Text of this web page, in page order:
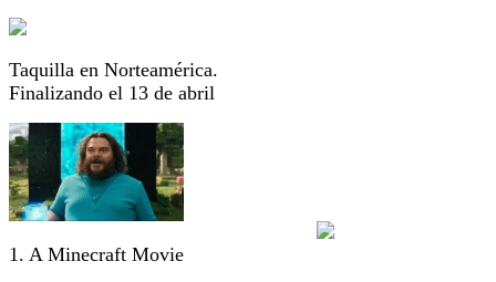
Taquilla en Norteamérica.
Finalizando el 13 de abril
1. A Minecraft Movie